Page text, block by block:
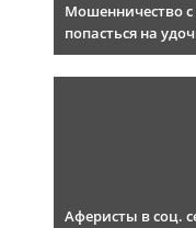
Мошенничество
попасться на
Аферисты в соц.